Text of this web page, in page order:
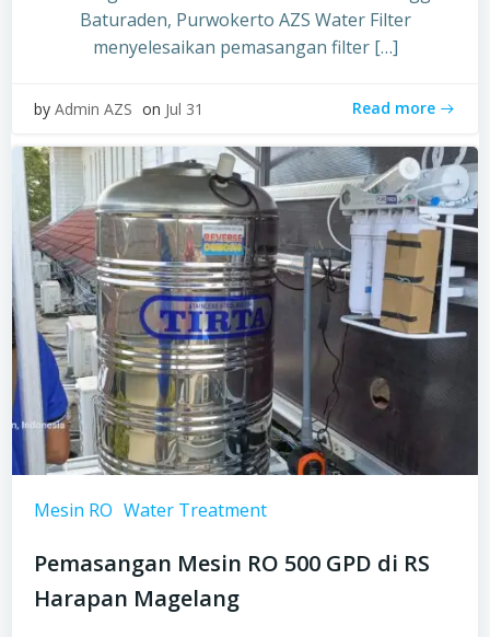
Baturaden, Purwokerto AZS Water Filter
menyelesaikan pemasangan filter […]
by Admin AZS on Jul 31 Read more
Mesin RO Water Treatment
Pemasangan Mesin RO 500 GPD di RS
Harapan Magelang